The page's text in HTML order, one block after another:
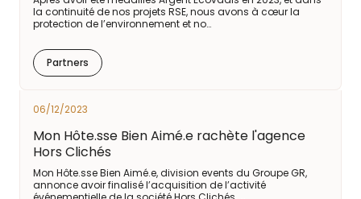
la continuité de nos projets RSE, nous avons à cœur la
protection de l’environnement et no…
Partners
06/12/2023
Mon Hôte.sse Bien Aimé.e rachète l'agence
Hors Clichés
Mon Hôte.sse Bien Aimé.e, division events du Groupe GR,
annonce avoir finalisé l’acquisition de l’activité